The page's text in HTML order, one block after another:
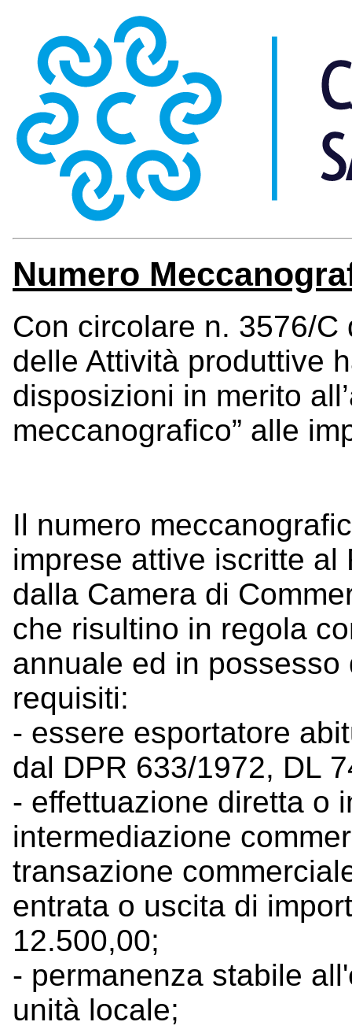
Numero
Con circolare n. 3576/
delle Attività produttive
disposizioni in merito
meccanografico” alle
Il numero
imprese attive iscritte
dalla Camera di
che risultino in regola
annuale ed in
requisiti:
- essere esportatore
dal DPR 633/1972, DL
- effettuazione diretta o
intermediazione
transazione
entrata o uscita di
12.500,00;
- permanenza stabile
unità locale;